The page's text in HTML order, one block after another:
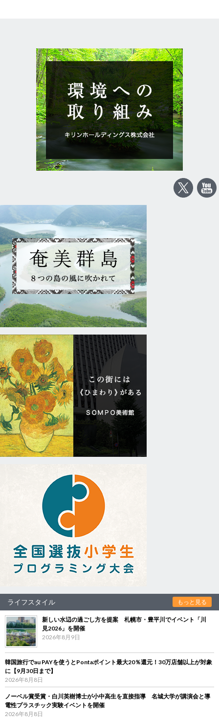
ライフスタイル もっと見る
新しい水辺の過ごし方を提案 札幌市・豊平川でイベント「川
見2026」を開催
2026年8月9日
韓国旅行でau PAYを使うとPontaポイント最大20％還元！30万店舗以上が対象
に【9月30日まで】
2026年8月8日
ノーベル賞受賞・白川英樹博士が小中高生を直接指導 名城大学が講演会と導
電性プラスチック実験イベントを開催
2026年8月8日